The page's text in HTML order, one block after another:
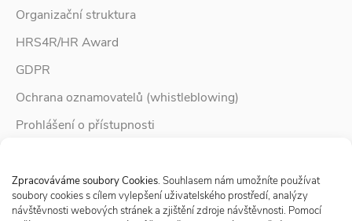
Zpracováváme soubory Cookies. Souhlasem nám umožníte používat
soubory cookies s cílem vylepšení uživatelského prostředí, analýzy
návštěvnosti webových stránek a zjištění zdroje návštěvnosti. Pomocí
Organizační struktura
HRS4R/HR Award
GDPR
Ochrana oznamovatelů (whistleblowing)
Prohlášení o přístupnosti
Zpravodaj Rodina